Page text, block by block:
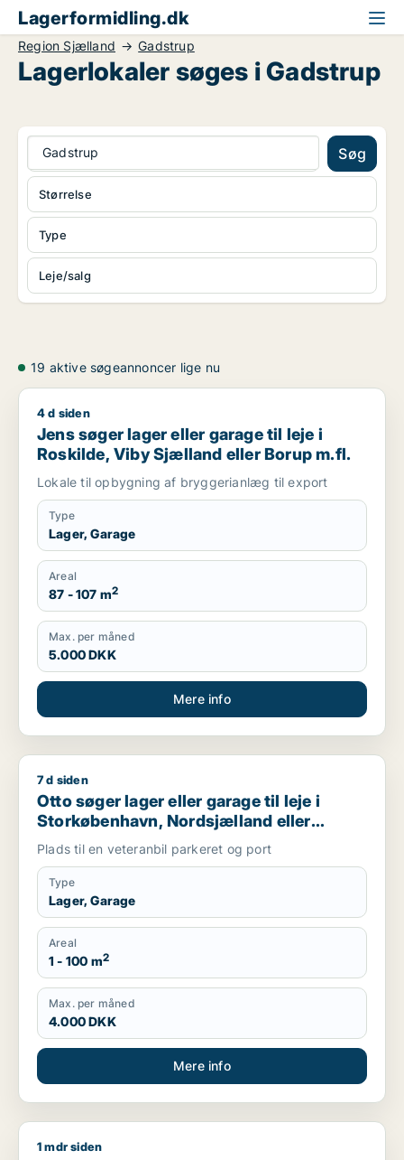
Lagerformidling.dk
Region Sjælland Gadstrup
Lagerlokaler søges i Gadstrup
Gadstrup Søg
Type
Leje/salg
Størrelse
19 aktive søgeannoncer lige nu
Jens søger lager eller garage til leje i Roskilde, Viby
4 d siden
Jens søger lager eller garage til leje i
Roskilde, Viby Sjælland eller Borup m.fl.
Lokale til opbygning af bryggerianlæg til export
Type
Lager, Garage
Areal
87 - 107 m2
Max. per måned
5.000 DKK
Mere info
Otto søger lager eller garage til leje i Storkøbenhavn,
7 d siden
Otto søger lager eller garage til leje i
Storkøbenhavn, Nordsjælland eller
Region Sjælland
Plads til en veteranbil parkeret og port
Type
Lager, Garage
Areal
1 - 100 m2
Max. per måned
4.000 DKK
Mere info
Firat søger lager eller produktionslokaler til leje i Roskilde,
1 mdr siden